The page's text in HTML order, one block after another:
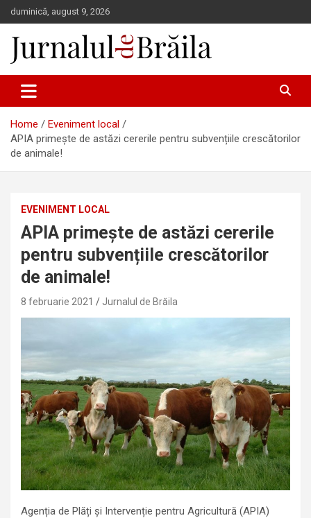
Skip
to
content
duminică, august 9, 2026
Jurnalul de Brăila
Home
Eveniment local
APIA primește de astăzi cererile pentru subvențiile crescătorilor
de animale!
EVENIMENT LOCAL
APIA primește de astăzi cererile
pentru subvențiile crescătorilor
de animale!
8 februarie 2021 Jurnalul de Brăila
Agenția de Plăți și Intervenție pentru Agricultură (APIA)